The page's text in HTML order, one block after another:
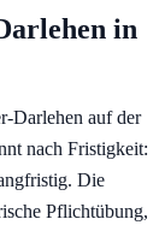
in
Darlehen auf der
nach Fristigkeit:
Die
Pflichtübung,